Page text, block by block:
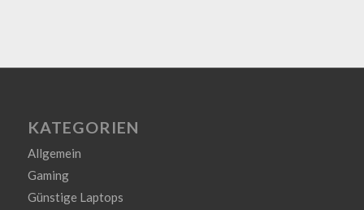
KATEGORIEN
Allgemein
Gaming
Günstige Laptops